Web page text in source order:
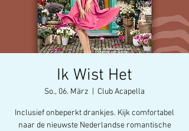
Ik Wist Het
So., 06. März Club Acapella
Inclusief onbeperkt drankjes. Kijk comfortabel
naar de nieuwste Nederlandse romantische